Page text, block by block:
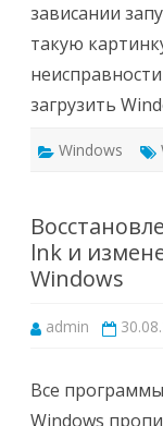
зависании
такую
загрузить
Windows
lnk и
Windows
admin
Все
Windows